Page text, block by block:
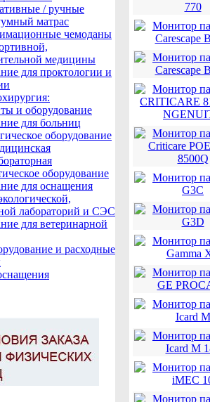
/ ручные
матрас
чемоданы
медицины
для проктологии и
и оборудование
для больниц
оборудование
оборудование
для оснащения
лабораторий и СЭС
для ветеринарной
и расходные